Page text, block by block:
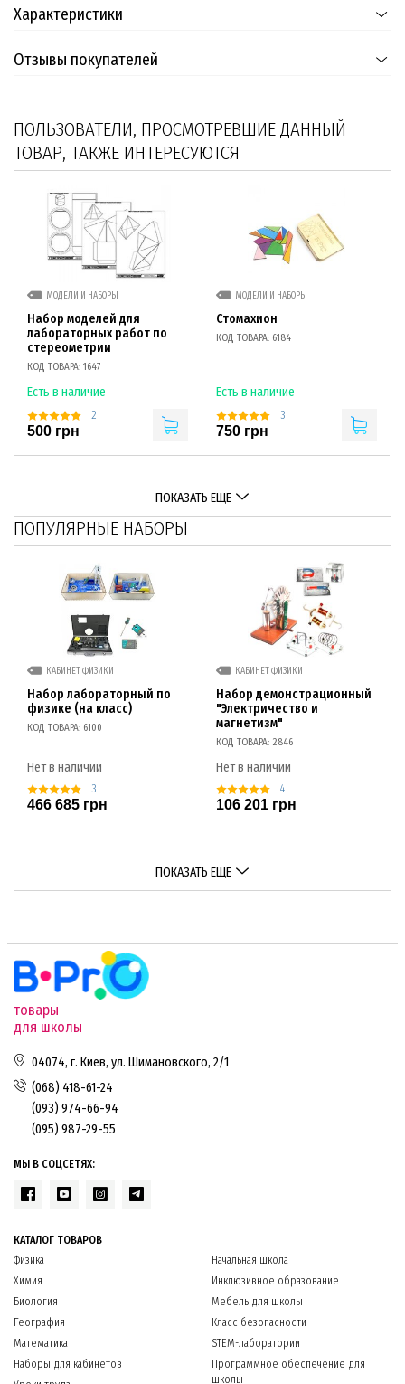
Характеристики
Отзывы покупателей
ПОЛЬЗОВАТЕЛИ, ПРОСМОТРЕВШИЕ ДАННЫЙ
ТОВАР, ТАКЖЕ ИНТЕРЕСУЮТСЯ
МОДЕЛИ И НАБОРЫ
Набор моделей для
лабораторных работ по
стереометрии
КОД ТОВАРА: 1647
Есть в наличие
2
500 грн
МОДЕЛИ И НАБОРЫ
Стомахион
КОД ТОВАРА: 6184
Есть в наличие
3
750 грн
ПОКАЗАТЬ ЕЩЕ
ПОПУЛЯРНЫЕ НАБОРЫ
КАБИНЕТ ФИЗИКИ
Набор лабораторный по
физике (на класс)
КОД ТОВАРА: 6100
Нет в наличии
3
466 685 грн
КАБИНЕТ ФИЗИКИ
Набор демонстрационный
"Электричество и
магнетизм"
КОД ТОВАРА: 2846
Нет в наличии
4
106 201 грн
ПОКАЗАТЬ ЕЩЕ
товары
для школы
04074, г. Киев, ул. Шимановского, 2/1
(068) 418-61-24
(093) 974-66-94
(095) 987-29-55
МЫ В СОЦСЕТЯХ:
КАТАЛОГ ТОВАРОВ
Физика
Химия
Биология
География
Математика
Наборы для кабинетов
Начальная школа
Инклюзивное образование
Мебель для школы
Класс безопасности
STEM-лаборатории
Программное обеспечение для
школы